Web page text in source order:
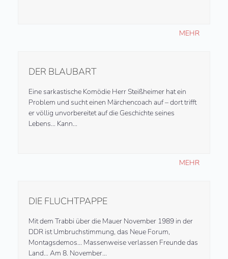
MEHR
DER BLAUBART
Eine sarkastische Komödie Herr Steißheimer hat ein
Problem und sucht einen Märchencoach auf – dort trifft
er völlig unvorbereitet auf die Geschichte seines
Lebens… Kann…
MEHR
DIE FLUCHTPAPPE
Mit dem Trabbi über die Mauer November 1989 in der
DDR ist Umbruchstimmung, das Neue Forum,
Montagsdemos… Massenweise verlassen Freunde das
Land… Am 8. November…